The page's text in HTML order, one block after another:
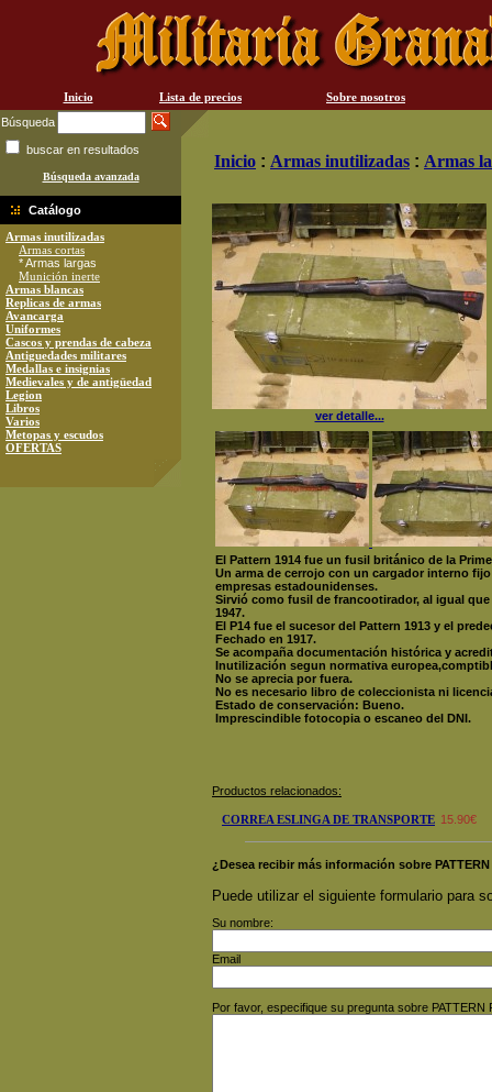
Inicio Lista de precios
Sobre nosotros
Búsqueda
buscar en resultados
Búsqueda avanzada
Catálogo
Armas inutilizadas
Armas cortas
* Armas largas
Munición inerte
Armas blancas
Replicas de armas
Avancarga
Uniformes
Cascos y prendas de cabeza
Antiguedades militares
Medallas e insignias
Medievales y de antigüedad
Legion
Libros
Varios
Metopas y escudos
OFERTAS
Inicio : Armas inutilizadas : Armas
ver detalle...
El Pattern 1914 fue un fusil británico de la
Un arma de cerrojo con un cargador interno
empresas estadounidenses.
Sirvió como fusil de francootirador, al igual
1947.
El P14 fue el sucesor del Pattern 1913 y el
Fechado en 1917.
Se acompaña documentación histórica y
Inutilización segun normativa
No se aprecia por fuera.
No es necesario libro de coleccionista ni
Estado de conservación: Bueno.
Imprescindible fotocopia o escaneo del DNI.
Productos relacionados:
CORREA ESLINGA DE TRANSPORTE 15.90€
¿Desea recibir más información sobre PATTERN
Puede utilizar el siguiente formulario para
Su nombre:
Email
Por favor, especifique su pregunta sobre PATTERN